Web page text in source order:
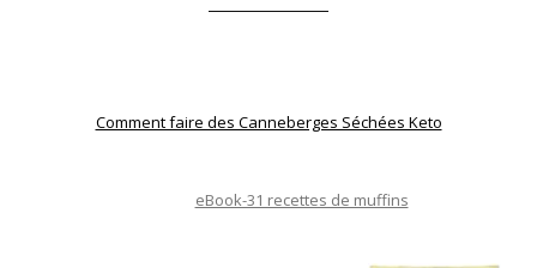
Comment faire des Canneberges Séchées Keto
eBook-31 recettes de muffins